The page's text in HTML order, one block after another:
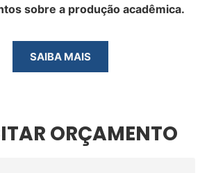
sobre a produção acadêmica.
SAIBA MAIS
ORÇAMENTO